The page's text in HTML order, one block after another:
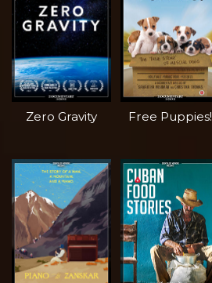
Zero Gravity Free Puppies!